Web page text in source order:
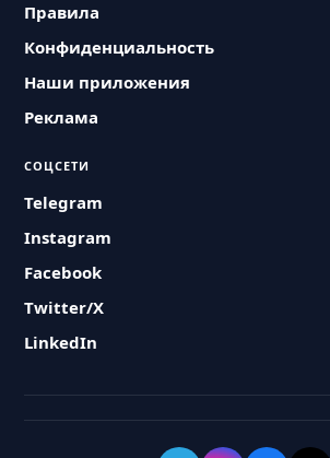
Правила
Конфиденциальность
Наши приложения
Реклама
СОЦСЕТИ
Telegram
Instagram
Facebook
Twitter/X
LinkedIn